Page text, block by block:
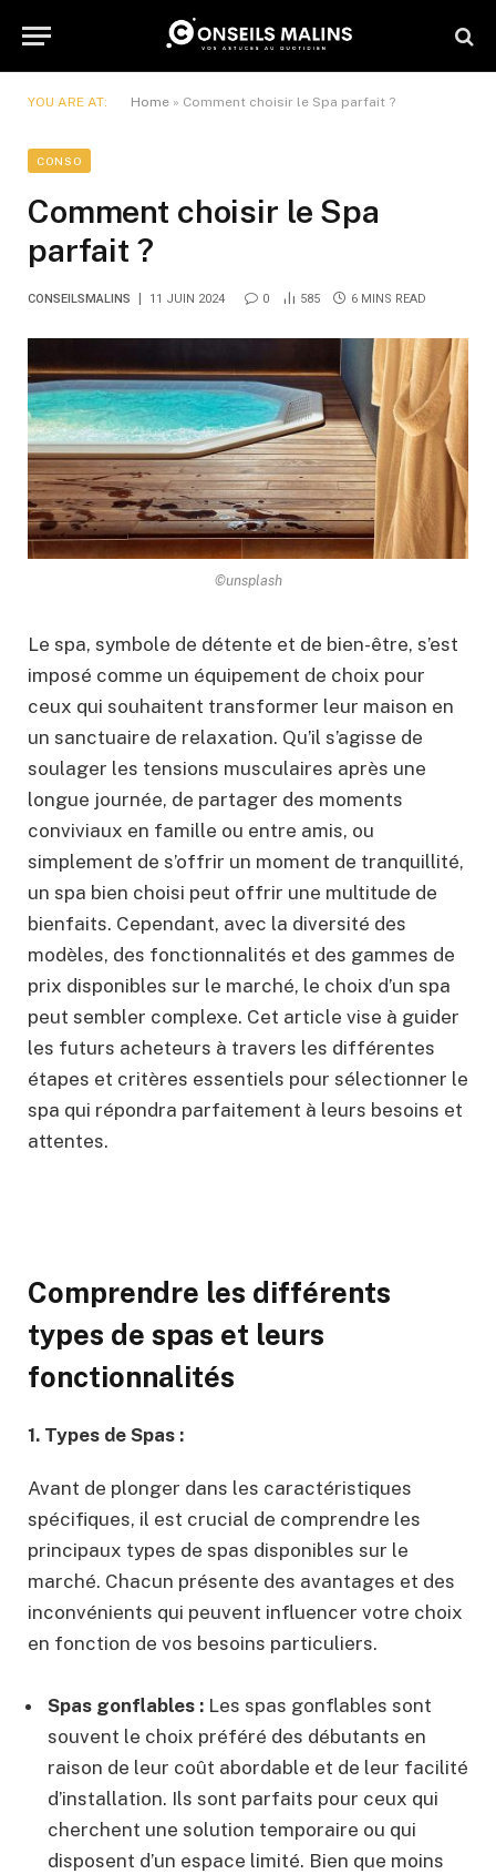
YOU ARE AT: Home » Comment choisir le Spa parfait ?
CONSO
Comment choisir le Spa
parfait ?
CONSEILSMALINS 11 JUIN 2024 0 585 6 MINS READ
©unsplash
Le spa, symbole de détente et de bien-être, s’est
imposé comme un équipement de choix pour
ceux qui souhaitent transformer leur maison en
un sanctuaire de relaxation. Qu’il s’agisse de
soulager les tensions musculaires après une
longue journée, de partager des moments
conviviaux en famille ou entre amis, ou
simplement de s’offrir un moment de tranquillité,
un spa bien choisi peut offrir une multitude de
bienfaits. Cependant, avec la diversité des
modèles, des fonctionnalités et des gammes de
prix disponibles sur le marché, le choix d’un spa
peut sembler complexe. Cet article vise à guider
les futurs acheteurs à travers les différentes
étapes et critères essentiels pour sélectionner le
spa qui répondra parfaitement à leurs besoins et
attentes.
Comprendre les différents
types de spas et leurs
fonctionnalités
1. Types de Spas :
Avant de plonger dans les caractéristiques
spécifiques, il est crucial de comprendre les
principaux types de spas disponibles sur le
marché. Chacun présente des avantages et des
inconvénients qui peuvent influencer votre choix
en fonction de vos besoins particuliers.
Spas gonflables : Les spas gonflables sont
souvent le choix préféré des débutants en
raison de leur coût abordable et de leur facilité
d’installation. Ils sont parfaits pour ceux qui
cherchent une solution temporaire ou qui
disposent d’un espace limité. Bien que moins